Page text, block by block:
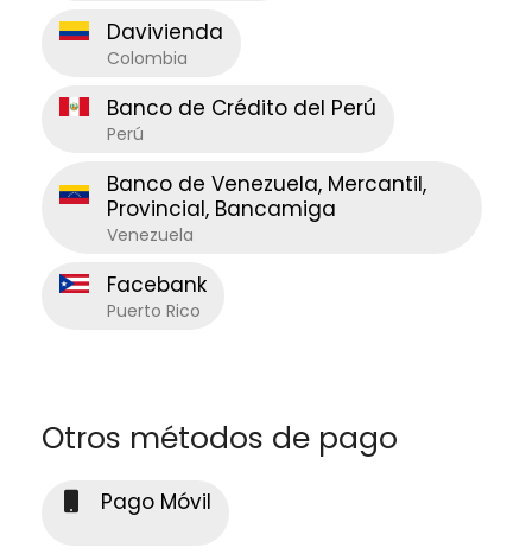
Davivienda
Colombia
Banco de Crédito del Perú
Perú
Banco de Venezuela, Mercantil,
Provincial, Bancamiga
Venezuela
Facebank
Puerto Rico
Otros métodos de pago
Pago Móvil